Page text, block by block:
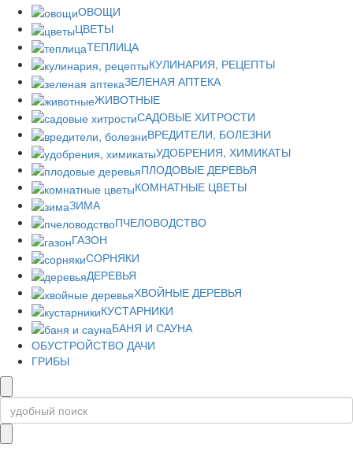
ОВОЩИ
ЦВЕТЫ
ТЕПЛИЦА
КУЛИНАРИЯ, РЕЦЕПТЫ
ЗЕЛЕНАЯ АПТЕКА
ЖИВОТНЫЕ
САДОВЫЕ ХИТРОСТИ
ВРЕДИТЕЛИ, БОЛЕЗНИ
УДОБРЕНИЯ, ХИМИКАТЫ
ПЛОДОВЫЕ ДЕРЕВЬЯ
КОМНАТНЫЕ ЦВЕТЫ
ЗИМА
ПЧЕЛОВОДСТВО
ГАЗОН
СОРНЯКИ
ДЕРЕВЬЯ
ХВОЙНЫЕ ДЕРЕВЬЯ
КУСТАРНИКИ
БАНЯ И САУНА
ОБУСТРОЙСТВО ДАЧИ
ГРИБЫ